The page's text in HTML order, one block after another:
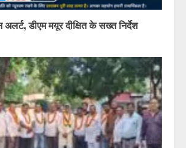
अलर्ट, डीएम मयूर दीक्षित के सख्त निर्देश